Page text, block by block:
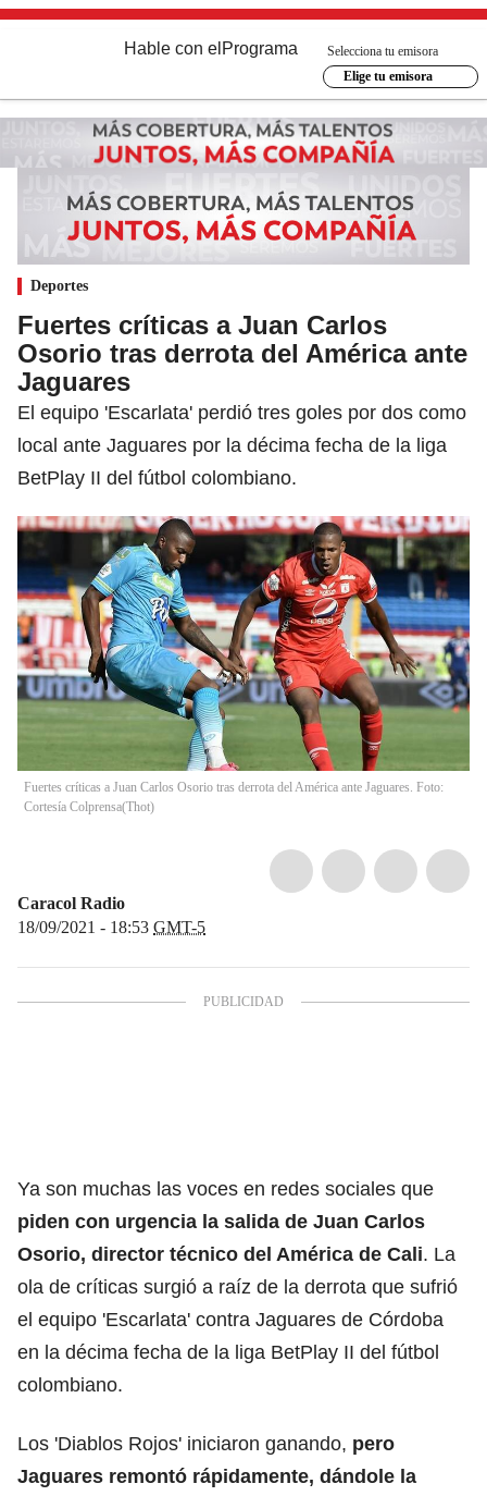
Hable con el Programa
Selecciona tu emisora
Elige tu emisora
Deportes
Fuertes críticas a Juan Carlos
Osorio tras derrota del América ante
Jaguares
El equipo 'Escarlata' perdió tres goles por dos como
local ante Jaguares por la décima fecha de la liga
BetPlay II del fútbol colombiano.
Fuertes críticas a Juan Carlos Osorio tras derrota del América ante Jaguares. Foto:
Cortesía Colprensa(Thot)
Caracol Radio
18/09/2021 - 18:53 GMT-5
Ya son muchas las voces en redes sociales que
piden con urgencia la salida de Juan Carlos
Osorio, director técnico del América de Cali. La
ola de críticas surgió a raíz de la derrota que sufrió
el equipo 'Escarlata' contra Jaguares de Córdoba
en la décima fecha de la liga BetPlay II del fútbol
colombiano.
Los 'Diablos Rojos' iniciaron ganando, pero
Jaguares remontó rápidamente, dándole la